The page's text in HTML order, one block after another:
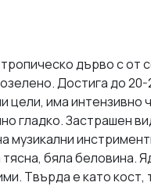
дърво с
Достига до
цели, има интензивно
гладко. Застрашен
музикални
бяла беловина.
Твърда е като кост,